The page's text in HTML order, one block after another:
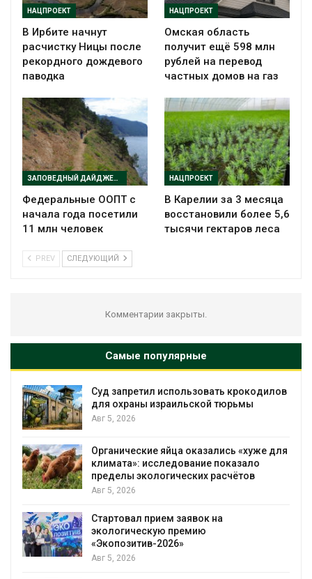
НАЦПРОЕКТ
В Ирбите начнут
расчистку Ницы после
рекордного дождевого
паводка
НАЦПРОЕКТ
Омская область
получит ещё 598 млн
рублей на перевод
частных домов на газ
ЗАПОВЕДНЫЙ ДАЙДЖЕСТ
Федеральные ООПТ с
начала года посетили
11 млн человек
НАЦПРОЕКТ
В Карелии за 3 месяца
восстановили более 5,6
тысячи гектаров леса
PREV СЛЕДУЮЩИЙ
Комментарии закрыты.
Самые популярные
использовать крокодилов
тюрьмы
яйца оказались «хуже для
показало
расчётов
заявок на
премию
2026»
Микропластик
животных
В Пермском крае
дела о хищении